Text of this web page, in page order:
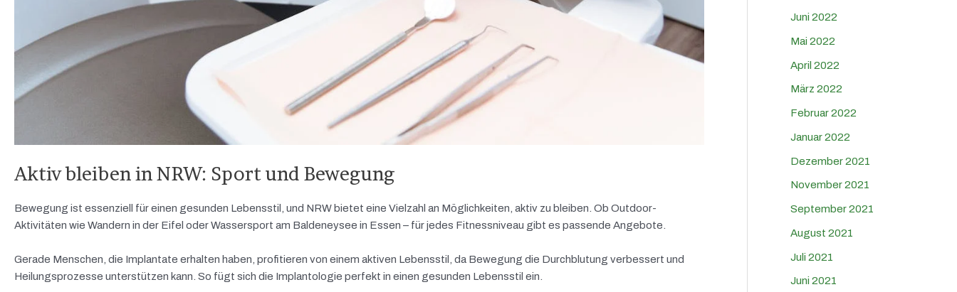
Aktiv bleiben in NRW: Sport und Bewegung
Bewegung ist essenziell für einen gesunden Lebensstil, und NRW bietet eine Vielzahl an Möglichkeiten, aktiv zu bleiben. Ob Outdoor-
Aktivitäten wie Wandern in der Eifel oder Wassersport am Baldeneysee in Essen – für jedes Fitnessniveau gibt es passende Angebote.
Gerade Menschen, die Implantate erhalten haben, profitieren von einem aktiven Lebensstil, da Bewegung die Durchblutung verbessert und
Heilungsprozesse unterstützen kann. So fügt sich die Implantologie perfekt in einen gesunden Lebensstil ein.
Juni 2022
Mai 2022
April 2022
März 2022
Februar 2022
Januar 2022
Dezember 2021
November 2021
September 2021
August 2021
Juli 2021
Juni 2021